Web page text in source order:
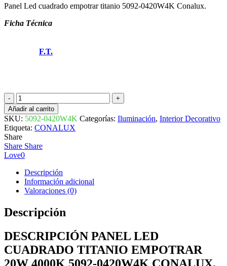
Panel Led cuadrado empotrar titanio 5092-0420W4K Conalux.
Ficha Técnica
F.T.
PANEL
LED
CUADRADO
TITANIO
EMPOTRAR
20W
4000K
5092-
0420W4K
CONALUX
cantidad
Añadir al carrito
SKU: 5092-0420W4K Categorías: Iluminación, Interior Decorativo
Etiqueta: CONALUX
Share
Share Share
Love0
Descripción
Información adicional
Valoraciones (0)
Descripción
DESCRIPCIÓN PANEL LED
CUADRADO TITANIO EMPOTRAR